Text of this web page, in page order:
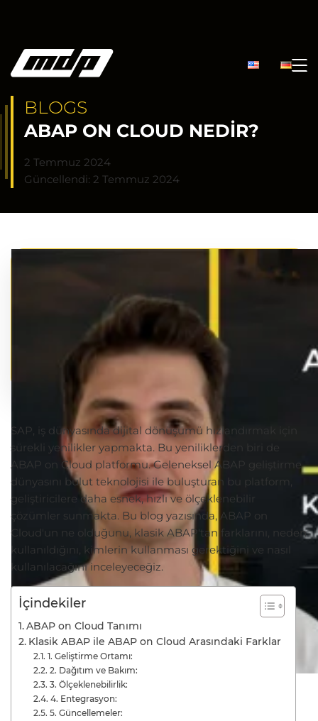
BLOGS
ABAP ON CLOUD NEDIR?
2 Temmuz 2024
Güncellendi: 2 Temmuz 2024
SAP, iş dünyasında dijital dönüşümü hızlandırmak için
sürekli yenilikler yapmakta. Bu yeniliklerden biri de
ABAP on Cloud platformu. Geleneksel ABAP geliştirme
dünyasını bulut teknolojisi ile buluşturan bu platform,
geliştiricilere daha esnek, hızlı ve ölçeklenebilir
çözümler sunmakta. Bu blog yazısında, ABAP on
Cloud'un ne olduğunu, klasik ABAP'tan farklarını, neden
kullanıldığını, kimlerin kullanması gerektiğini ve nasıl
kullanılacağını inceleyeceğiz.
İçindekiler
ABAP on Cloud Tanımı
Klasik ABAP ile ABAP on Cloud Arasındaki Farklar
1. Geliştirme Ortamı:
2. Dağıtım ve Bakım:
3. Ölçeklenebilirlik:
4. Entegrasyon:
5. Güncellemeler: